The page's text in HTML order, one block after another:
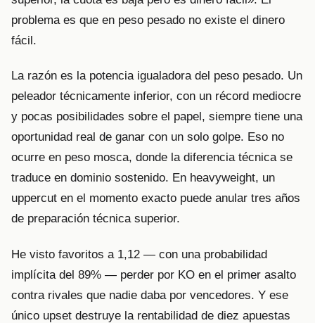
problema es que en peso pesado no existe el dinero
fácil.
La razón es la potencia igualadora del peso pesado. Un
peleador técnicamente inferior, con un récord mediocre
y pocas posibilidades sobre el papel, siempre tiene una
oportunidad real de ganar con un solo golpe. Eso no
ocurre en peso mosca, donde la diferencia técnica se
traduce en dominio sostenido. En heavyweight, un
uppercut en el momento exacto puede anular tres años
de preparación técnica superior.
He visto favoritos a 1,12 — con una probabilidad
implícita del 89% — perder por KO en el primer asalto
contra rivales que nadie daba por vencedores. Y ese
único upset destruye la rentabilidad de diez apuestas